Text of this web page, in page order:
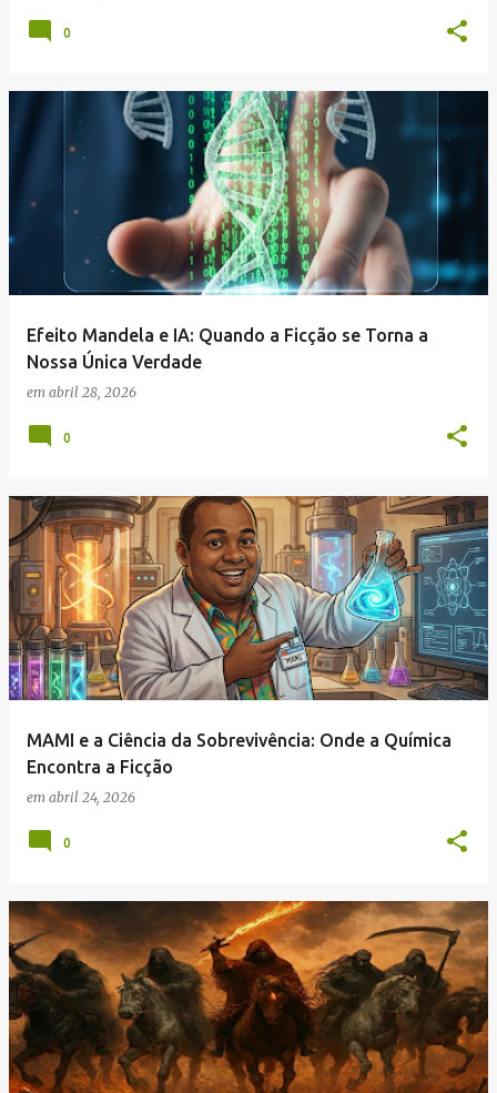
0
Efeito Mandela e IA: Quando a Ficção se Torna a
Nossa Única Verdade
em abril 28, 2026
0
MAMI e a Ciência da Sobrevivência: Onde a Química
Encontra a Ficção
em abril 24, 2026
0